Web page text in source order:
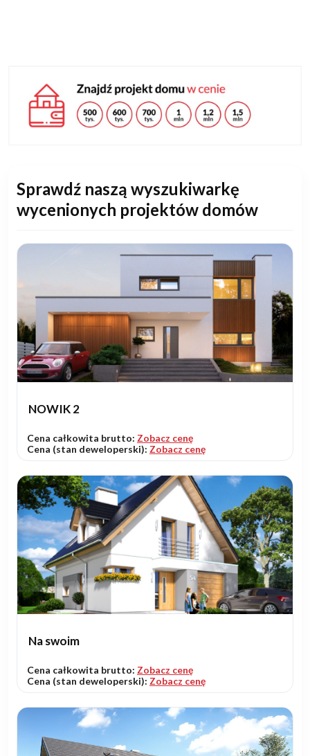
Sprawdź naszą wyszukiwarkę
wycenionych projektów domów
NOWIK 2
Cena całkowita brutto: Zobacz cenę
Cena (stan deweloperski): Zobacz cenę
Na swoim
Cena całkowita brutto: Zobacz cenę
Cena (stan deweloperski): Zobacz cenę